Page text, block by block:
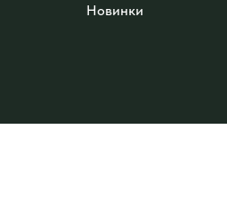
Новинки